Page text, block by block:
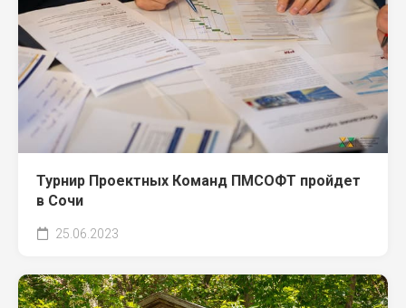
Турнир Проектных Команд ПМСОФТ пройдет
в Сочи
25.06.2023